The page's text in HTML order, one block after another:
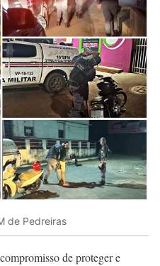
de Pedreiras
de proteger e